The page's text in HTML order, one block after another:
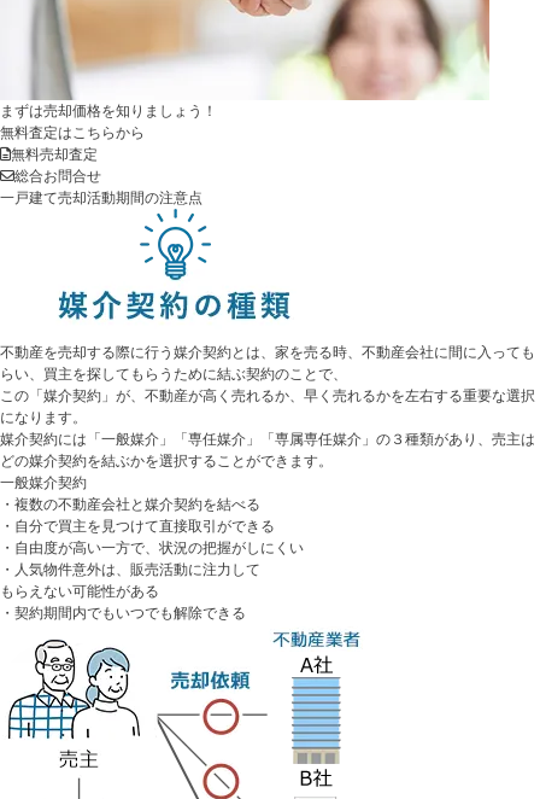
まずは売却価格を知りましょう！
無料査定はこちらから
無料売却査定
総合お問合せ
一戸建て売却活動期間の注意点
不動産を売却する際に行う媒介契約とは、家を売る時、不動産会社に間に入っても
らい、買主を探してもらうために結ぶ契約のことで、
この「媒介契約」が、不動産が高く売れるか、早く売れるかを左右する重要な選択
になります。
媒介契約には「一般媒介」「専任媒介」「専属専任媒介」の３種類があり、売主は
どの媒介契約を結ぶかを選択することができます。
一般媒介契約
・複数の不動産会社と媒介契約を結べる
・自分で買主を見つけて直接取引ができる
・自由度が高い一方で、状況の把握がしにくい
・人気物件意外は、販売活動に注力して
もらえない可能性がある
・契約期間内でもいつでも解除できる